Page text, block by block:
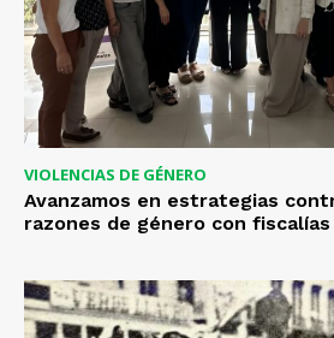
VIOLENCIAS DE GÉNERO
Avanzamos en estrategias
razones de género con